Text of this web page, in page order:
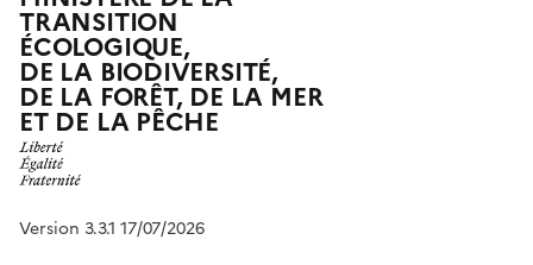
TRANSITION
ÉCOLOGIQUE,
DE LA BIODIVERSITÉ,
DE LA FORÊT, DE LA MER
ET DE LA PÊCHE
Version 3.3.1 17/07/2026